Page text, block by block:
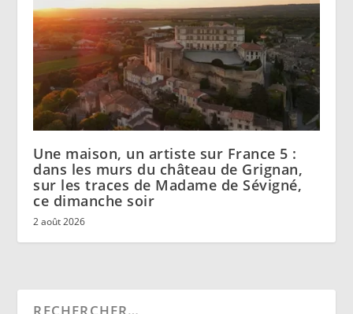
Une maison, un artiste sur France 5 :
dans les murs du château de Grignan,
sur les traces de Madame de Sévigné,
ce dimanche soir
2 août 2026